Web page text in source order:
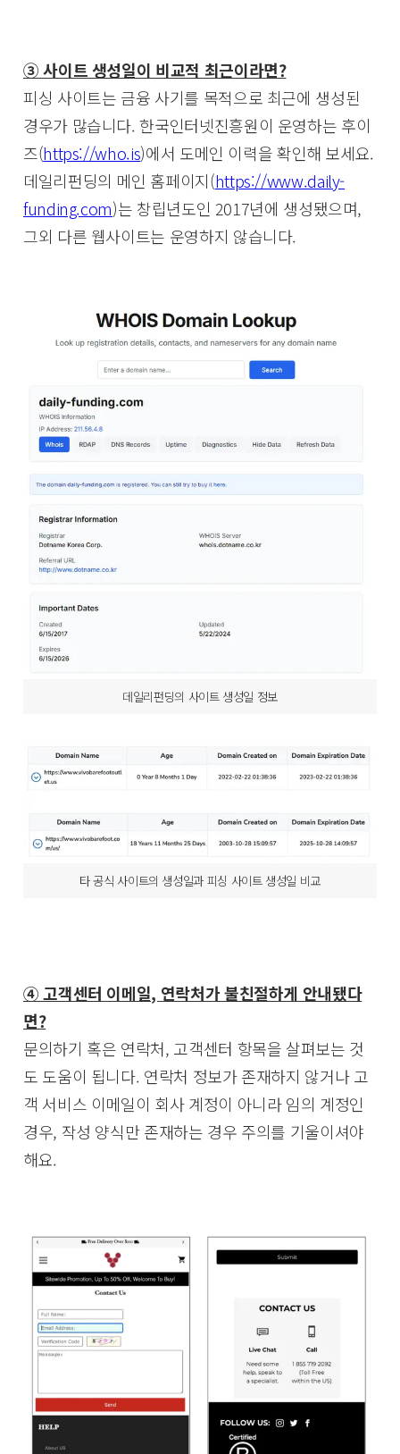
③ 사이트 생성일이 비교적 최근이라면?
피싱 사이트는 금융 사기를 목적으로 최근에 생성된
경우가 많습니다. 한국인터넷진흥원이 운영하는 후이
즈(https://who.is)에서 도메인 이력을 확인해 보세요.
데일리펀딩의 메인 홈페이지(https://www.daily-
funding.com)는 창립년도인 2017년에 생성됐으며,
그외 다른 웹사이트는 운영하지 않습니다.
데일리펀딩의 사이트 생성일 정보
타 공식 사이트의 생성일과 피싱 사이트 생성일 비교
④ 고객센터 이메일, 연락처가 불친절하게 안내됐다
면?
문의하기 혹은 연락처, 고객센터 항목을 살펴보는 것
도 도움이 됩니다. 연락처 정보가 존재하지 않거나 고
객 서비스 이메일이 회사 계정이 아니라 임의 계정인
경우, 작성 양식만 존재하는 경우 주의를 기울이셔야
해요.